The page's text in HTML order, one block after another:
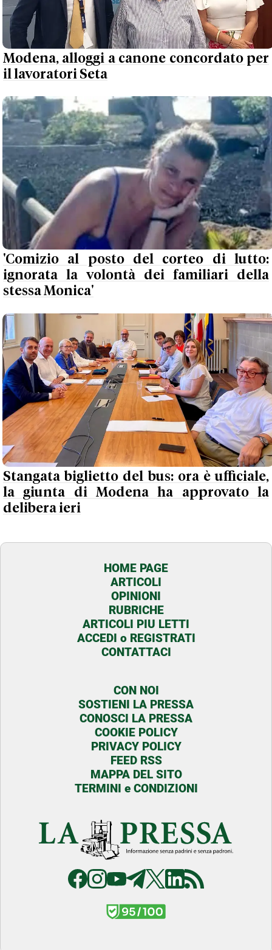
Modena, alloggi a canone concordato per
il lavoratori Seta
'Comizio al posto del corteo di lutto:
ignorata la volontà dei familiari della
stessa Monica'
Stangata biglietto del bus: ora è ufficiale,
la giunta di Modena ha approvato la
delibera ieri
HOME PAGE
ARTICOLI
OPINIONI
RUBRICHE
ARTICOLI PIU LETTI
ACCEDI o REGISTRATI
CONTATTACI
CON NOI
SOSTIENI LA PRESSA
CONOSCI LA PRESSA
COOKIE POLICY
PRIVACY POLICY
FEED RSS
MAPPA DEL SITO
TERMINI e CONDIZIONI